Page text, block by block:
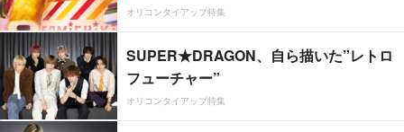
オリコンタイアップ特集
SUPER★DRAGON、自ら描いた”レトロ
フューチャー”
オリコンタイアップ特集